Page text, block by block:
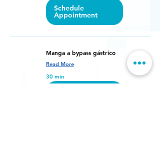
Schedule
Appointment
Manga a bypass gástrico
Read More
30 min